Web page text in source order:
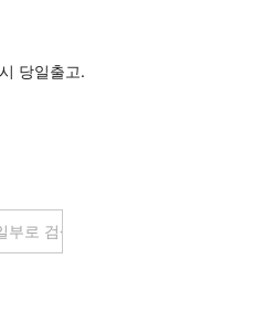
당일출고.